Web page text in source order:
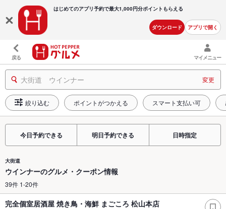
はじめてのアプリ予約で最大1,000円分ポイントもらえる
ダウンロード アプリで開く
戻る マイメニュー
大街道 ウインナー 変更
絞り込む ポイントがつかえる スマート支払い可
今日予約できる 明日予約できる 日時指定
大街道
ウインナーのグルメ・クーポン情報
39件 1-20件
完全個室居酒屋 焼き鳥・海鮮 まごころ 松山本店